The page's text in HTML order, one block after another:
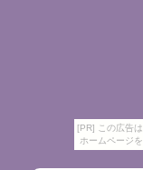
[PR] この広告
ホームページ